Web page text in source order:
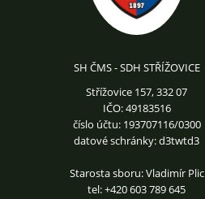
SH ČMS - SDH STŘÍŽOVICE
Střížovice 157, 332 07
IČO: 49183516
číslo účtu: 193707116/0300
datové schránky: d3twtd3
Starosta sboru: Vladimír Plic
tel: +420 603 789 645